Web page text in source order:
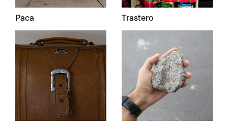
Paca Trastero